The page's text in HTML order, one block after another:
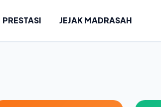
PRESTASI JEJAK MADRASAH